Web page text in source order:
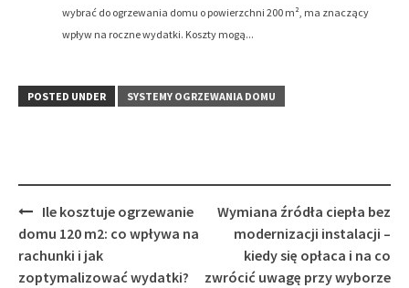
wybrać do ogrzewania domu o powierzchni 200 m², ma znaczący
wpływ na roczne wydatki. Koszty mogą...
POSTED UNDER SYSTEMY OGRZEWANIA DOMU
Post
navigation
Ile kosztuje ogrzewanie
domu 120 m2: co wpływa na
rachunki i jak
zoptymalizować wydatki?
Wymiana źródła ciepła bez
modernizacji instalacji –
kiedy się opłaca i na co
zwrócić uwagę przy wyborze